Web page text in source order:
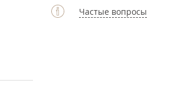
Частые вопросы